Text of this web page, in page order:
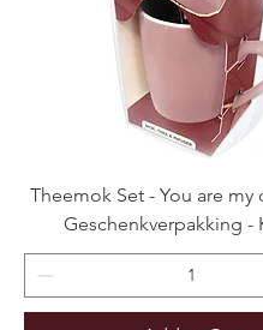
Theemok Set - You are my
Geschenkverpakking -